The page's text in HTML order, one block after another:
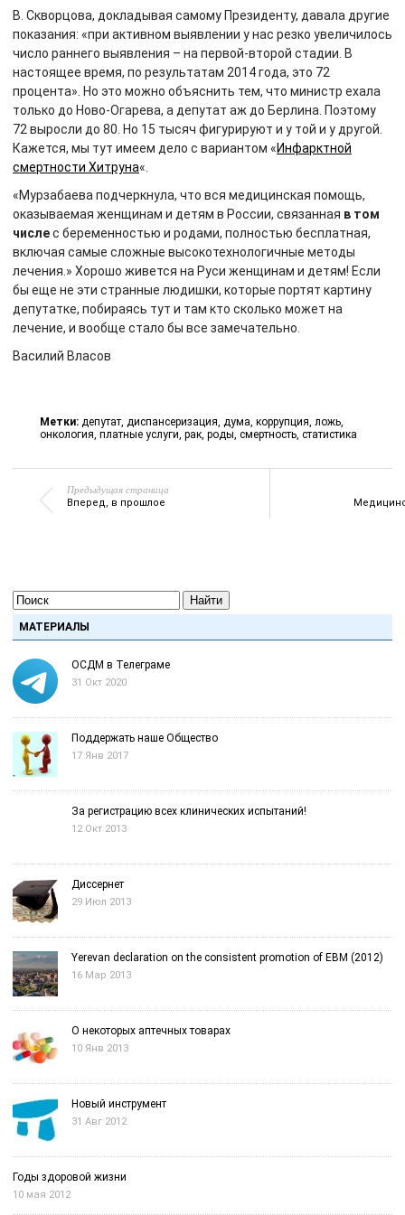
В. Скворцова, докладывая самому Президенту, давала другие
показания: «при активном выявлении у нас резко увеличилось
число раннего выявления – на первой-второй стадии. В
настоящее время, по результатам 2014 года, это 72
процента». Но это можно объяснить тем, что министр ехала
только до Ново-Огарева, а депутат аж до Берлина. Поэтому
72 выросли до 80. Но 15 тысяч фигурируют и у той и у другой.
Кажется, мы тут имеем дело с вариантом «Инфарктной
смертности Хитруна«.
«Мурзабаева подчеркнула, что вся медицинская помощь,
оказываемая женщинам и детям в России, связанная в том
числес беременностью и родами, полностью бесплатная,
включая самые сложные высокотехнологичные методы
лечения.» Хорошо живется на Руси женщинам и детям! Если
бы еще не эти странные людишки, которые портят картину
депутатке, побираясь тут и там кто сколько может на
лечение, и вообще стало бы все замечательно.
Василий Власов
Метки: депутат, диспансеризация, дума, коррупция, ложь,
онкология, платные услуги, рак, роды, смертность, статистика
Предыдущая страница
Вперед, в прошлое
Найти
МАТЕРИАЛЫ
ОСДМ в Телеграме
31 Окт 2020
Поддержать наше Общество
17 Янв 2017
За регистрацию всех клинических испытаний!
12 Окт 2013
Диссернет
29 Июл 2013
Yerevan declaration on the consistent promotion of EBM (2012)
16 Мар 2013
О некоторых аптечных товарах
10 Янв 2013
Новый инструмент
31 Авг 2012
Годы здоровой жизни
10 мая 2012